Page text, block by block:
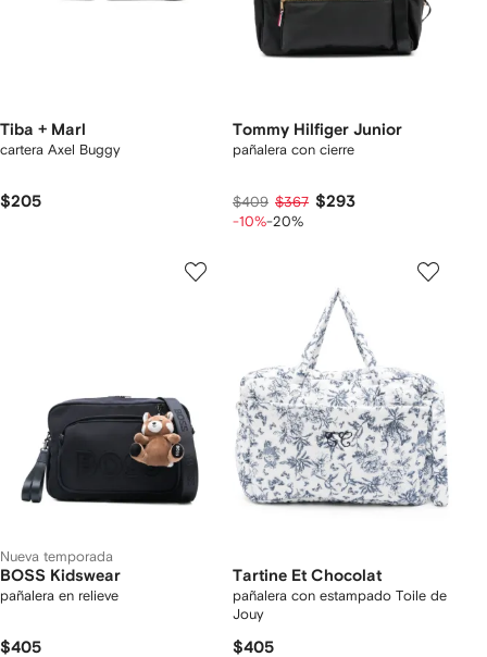
Tiba + Marl
cartera Axel Buggy
$205
Tommy Hilfiger Junior
pañalera con cierre
$409 $367 $293
-10%-20%
Nueva temporada
BOSS Kidswear
pañalera en relieve
$405
Tartine Et Chocolat
pañalera con estampado Toile de
Jouy
$405